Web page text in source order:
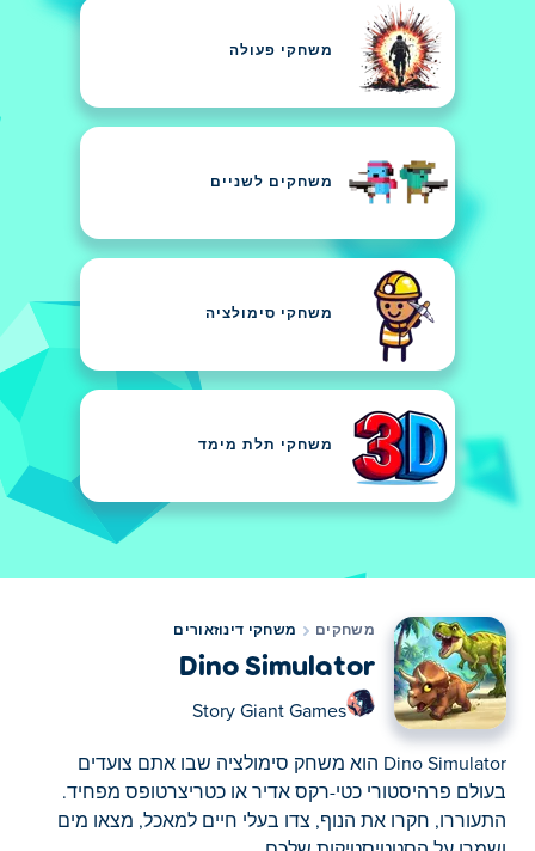
משחקי פעולה
משחקים לשניים
משחקי סימולציה
משחקי תלת מימד
משחקים משחקי דינוזאורים
Dino Simulator
Story Giant Games
Dino Simulator הוא משחק סימולציה שבו אתם צועדים
בעולם פרהיסטורי כטי-רקס אדיר או כטריצרטופס מפחיד.
התעוררו, חקרו את הנוף, צדו בעלי חיים למאכל, מצאו מים